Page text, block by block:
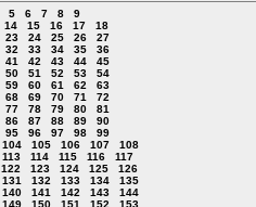
5 6 7 8
9
14 15 16 17
18
23 24 25 26
27
32 33 34 35
36
41 42 43 44
45
50 51 52 53
54
59 60 61 62
63
68 69 70 71
72
77 78 79 80
81
86 87 88 89
90
95 96 97 98
99
104 105 106 107
108
113 114 115 116
117
122 123 124 125
126
131 132 133 134
135
140 141 142 143
144